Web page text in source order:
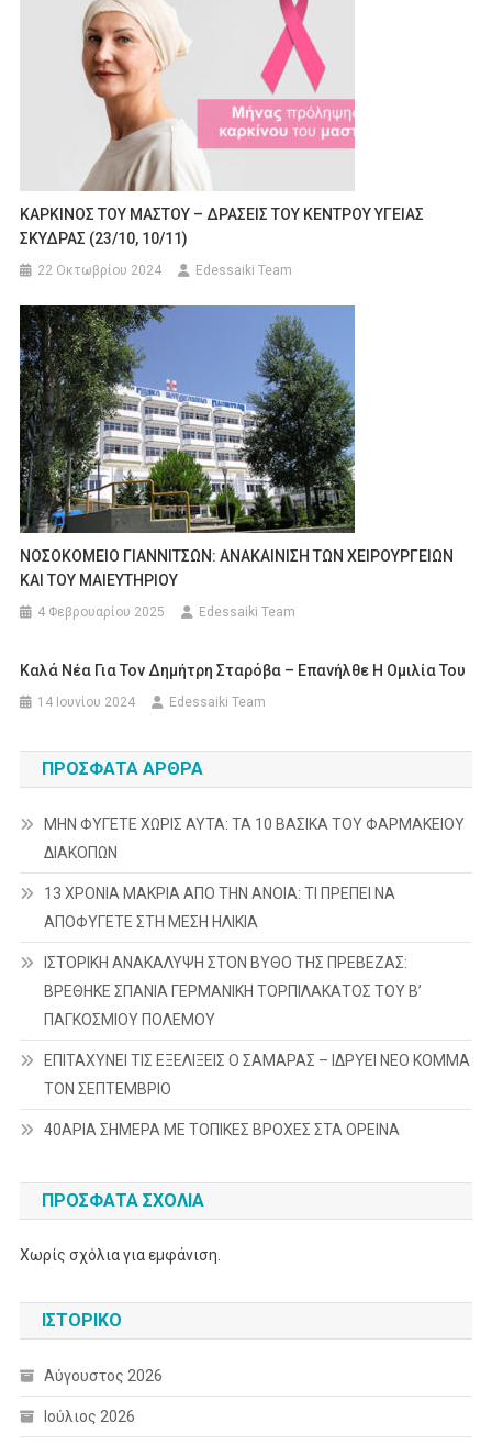
KAΡΚΙΝΟΣ ΤΟΥ ΜΑΣΤΟΥ – ΔΡΑΣΕΙΣ ΤΟΥ ΚΕΝΤΡΟΥ ΥΓΕΙΑΣ
ΣΚΥΔΡΑΣ (23/10, 10/11)
22 Οκτωβρίου 2024 Edessaiki Team
ΝΟΣΟΚΟΜΕΙΟ ΓΙΑΝΝΙΤΣΩΝ: ΑΝΑΚΑΙΝΙΣΗ ΤΩΝ ΧΕΙΡΟΥΡΓΕΙΩΝ
ΚΑΙ ΤΟΥ ΜΑΙΕΥΤΗΡΙΟΥ
4 Φεβρουαρίου 2025 Edessaiki Team
Καλά Νέα Για Τον Δημήτρη Σταρόβα – Επανήλθε Η Ομιλία Του
14 Ιουνίου 2024 Edessaiki Team
ΠΡΌΣΦΑΤΑ ΆΡΘΡΑ
ΜΗΝ ΦΥΓΕΤΕ ΧΩΡΙΣ ΑΥΤΑ: ΤΑ 10 ΒΑΣΙΚΑ ΤΟΥ ΦΑΡΜΑΚΕΙΟΥ
ΔΙΑΚΟΠΩΝ
13 ΧΡΟΝΙΑ ΜΑΚΡΙΑ ΑΠΟ ΤΗΝ ΑΝΟΙΑ: ΤΙ ΠΡΕΠΕΙ ΝΑ
ΑΠΟΦΥΓΕΤΕ ΣΤΗ ΜΕΣΗ ΗΛΙΚΙΑ
ΙΣΤΟΡΙΚΗ ΑΝΑΚΑΛΥΨΗ ΣΤΟΝ ΒΥΘΟ ΤΗΣ ΠΡΕΒΕΖΑΣ:
ΒΡΕΘΗΚΕ ΣΠΑΝΙΑ ΓΕΡΜΑΝΙΚΗ ΤΟΡΠΙΛΑΚΑΤΟΣ ΤΟΥ Β’
ΠΑΓΚΟΣΜΙΟΥ ΠΟΛΕΜΟΥ
ΕΠΙΤΑΧΥΝΕΙ ΤΙΣ ΕΞΕΛΙΞΕΙΣ Ο ΣΑΜΑΡΑΣ – ΙΔΡΥΕΙ ΝΕΟ ΚΟΜΜΑ
ΤΟΝ ΣΕΠΤΕΜΒΡΙΟ
40ΑΡΙΑ ΣΗΜΕΡΑ ΜΕ ΤΟΠΙΚΕΣ ΒΡΟΧΕΣ ΣΤΑ ΟΡΕΙΝΑ
ΠΡΌΣΦΑΤΑ ΣΧΌΛΙΑ
Χωρίς σχόλια για εμφάνιση.
ΙΣΤΟΡΙΚΌ
Αύγουστος 2026
Ιούλιος 2026